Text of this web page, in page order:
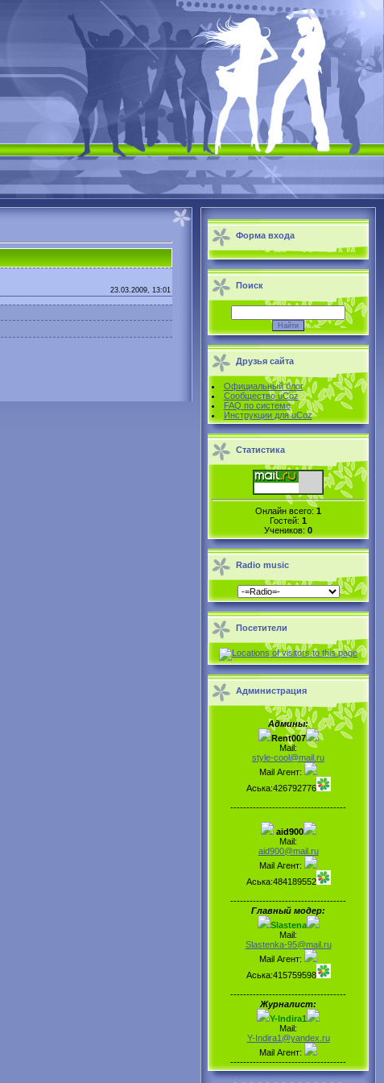
23.03.2009, 13:01
Форма входа
Поиск
Друзья сайта
Официальный блог
Сообщество uCoz
FAQ по системе
Инструкции для uCoz
Статистика
Онлайн всего: 1
Гостей: 1
Учеников: 0
Radio music
Посетители
Администрация
Админы:
Rent007
Mail:
style-cool@mail.ru
Mail Агент:
Аська:426792776
------------------------------------
aid900
Mail:
aid900@mail.ru
Mail Агент:
Аська:484189552
------------------------------------
Главный модер:
Slastena
Mail:
Slastenka-95@mail.ru
Mail Агент:
Аська:415759598
------------------------------------
Журналист:
Y-Indira1
Mail:
Y-Indira1@yandex.ru
Mail Агент:
------------------------------------